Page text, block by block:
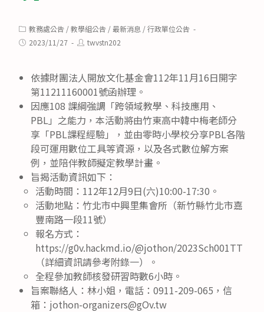
Post
category:
教務處公告 /教學組公告 /最新消息 /行政單位公告
Post2023/11/27
Posttwvstn202
依據財團法人開放文化基金會112年11月16日開字
第11211160001號函辦理。
因應108 課綱強調「跨領域教學、科技應用、
PBL」之能力，本活動將由竹東高中韓中梅老師分
享「PBL課程經驗」，並由零時小學校分享PBL各階
段可運用數位工具等資源，以及各式數位解方案
例，並陪伴教師擬定教學計畫。
旨揭活動資訊如下：
活動時間：112年12月9日(六)10:00-17:30。
活動地點：竹北市中興里集會所（新竹縣竹北市嘉
豐南路一段11號）
報名方式：
https://g0v.hackmd.io/@jothon/2023Sch001TT
（詳細資訊請參考附錄一）。
全程參加教師核發研習時數6小時。
旨案聯絡人：林小姐，電話：0911-209-065，信
箱：jothon-organizers@gOv.tw